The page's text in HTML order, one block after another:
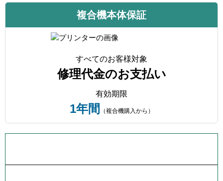
複合機本体保証
すべてのお客様対象
修理代金のお支払い
有効期限
1年間 （複合機購入から）